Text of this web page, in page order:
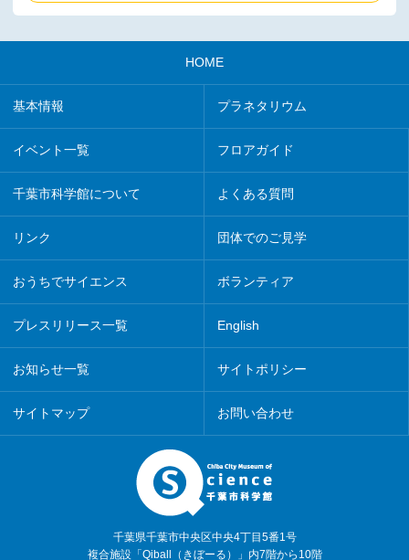
HOME
基本情報 プラネタリウム
イベント一覧 フロアガイド
千葉市科学館について よくある質問
リンク 団体でのご見学
おうちでサイエンス ボランティア
プレスリリース一覧 English
お知らせ一覧 サイトポリシー
サイトマップ お問い合わせ
千葉県千葉市中央区中央4丁目5番1号
複合施設「Qiball（きぼーる）」内7階から10階